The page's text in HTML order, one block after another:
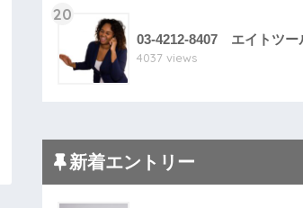
20
03-4212-8407 エイトツー
4037 views
新着エントリー